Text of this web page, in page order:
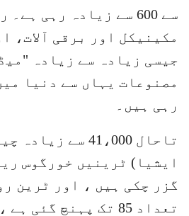
سے 600 سے زیادہ رہی
مکینیکل اور برقی آلات،
جیسی زیادہ سے زیادہ
مصنوعات یہاں سے دنیا
رہی ہیں۔
تاحال 41،000 سے
ایشیا) ٹرینیں خورگوس
گزر چکی ہیں ، اور ٹرین